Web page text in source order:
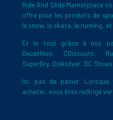
Ride And Slide Marketplace
offre pour les produits de
le snow, le skate, le running,
Et le tout grâce à nos
Decathlon, CDiscount,
SuperDry, Quiksilver, DC
Ici, pas de panier.
acheter, vous êtes redirigé